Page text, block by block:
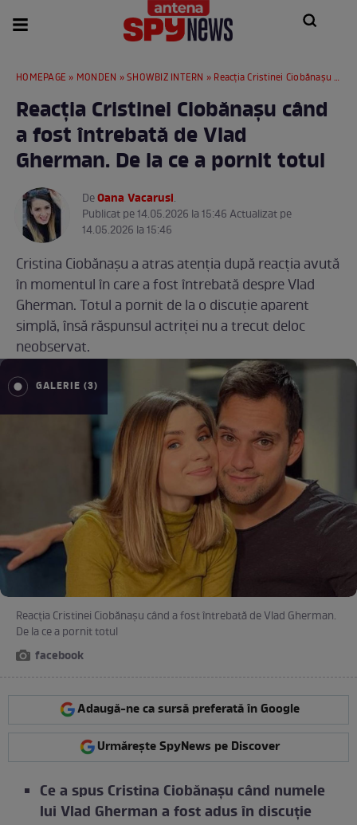
HOMEPAGE » MONDEN »SHOWBIZ INTERN » Reacția Cristinei Ciobănașu când a fost întrebată de Vlad Gherman. De la ce a pornit totul
Reacția Cristinei Ciobănașu când
a fost întrebată de Vlad
Gherman. De la ce a pornit totul
DeOana Vacarusi.
Publicat pe 14.05.2026 la 15:46 Actualizat pe
14.05.2026 la 15:46
Cristina Ciobănașu a atras atenția după reacția avută
în momentul în care a fost întrebată despre Vlad
Gherman. Totul a pornit de la o discuție aparent
simplă, însă răspunsul actriței nu a trecut deloc
neobservat.
GALERIE (3)
Reacția Cristinei Ciobănașu când a fost întrebată de Vlad Gherman.
De la ce a pornit totul
facebook
Adaugă-ne ca sursă preferată în Google
Urmărește SpyNews pe Discover
Ce a spus Cristina Ciobănașu când numele
lui Vlad Gherman a fost adus în discuție